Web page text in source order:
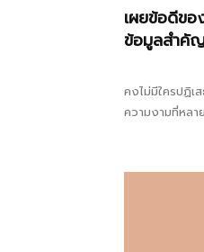
เผยข้อดีข
ข้อมูลสำคั
คงไม่มีใครปฏิเ
ความงามที่หลา